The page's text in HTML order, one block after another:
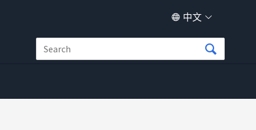
中文